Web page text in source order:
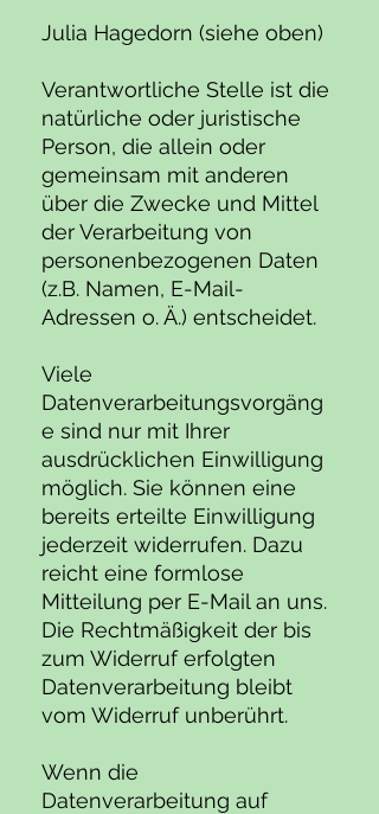
Julia Hagedorn (siehe oben)
Verantwortliche Stelle ist die
natürliche oder juristische
Person, die allein oder
gemeinsam mit anderen
über die Zwecke und Mittel
der Verarbeitung von
personenbezogenen Daten
(z.B. Namen, E-Mail-
Adressen o. Ä.) entscheidet.
Viele
Datenverarbeitungsvorgäng
e sind nur mit Ihrer
ausdrücklichen Einwilligung
möglich. Sie können eine
bereits erteilte Einwilligung
jederzeit widerrufen. Dazu
reicht eine formlose
Mitteilung per E-Mail an uns.
Die Rechtmäßigkeit der bis
zum Widerruf erfolgten
Datenverarbeitung bleibt
vom Widerruf unberührt.
Wenn die
Datenverarbeitung auf